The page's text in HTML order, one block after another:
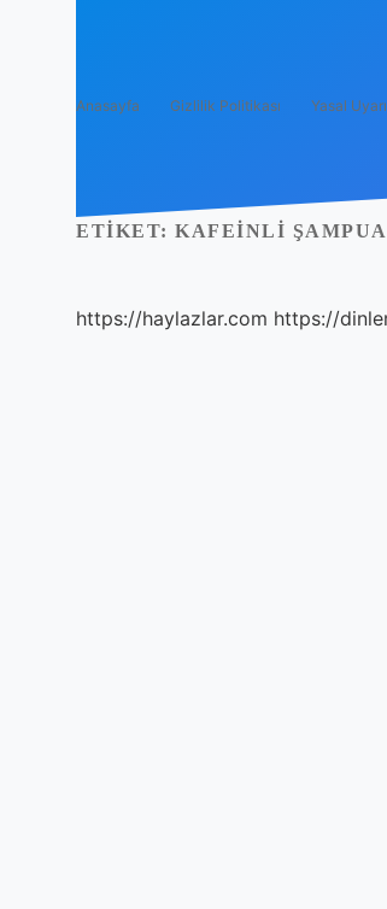
Anasayfa Gizlilik Politikası Yasal Uyarı
ETIKET: KAFEINLI
https://haylazlar.com https://